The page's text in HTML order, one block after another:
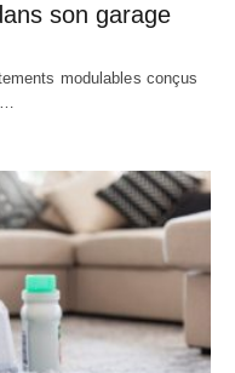
son garage
modulables conçus